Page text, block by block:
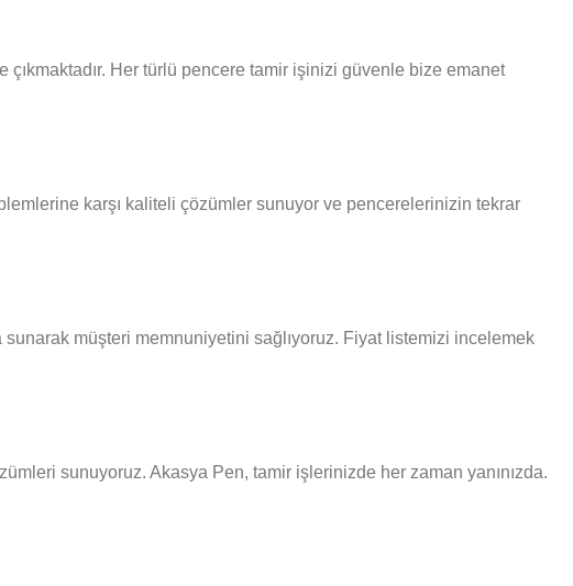
Her türlü pencere tamir işinizi güvenle bize emanet
karşı kaliteli çözümler sunuyor ve pencerelerinizin tekrar
müşteri memnuniyetini sağlıyoruz. Fiyat listemizi incelemek
sunuyoruz. Akasya Pen, tamir işlerinizde her zaman yanınızda.